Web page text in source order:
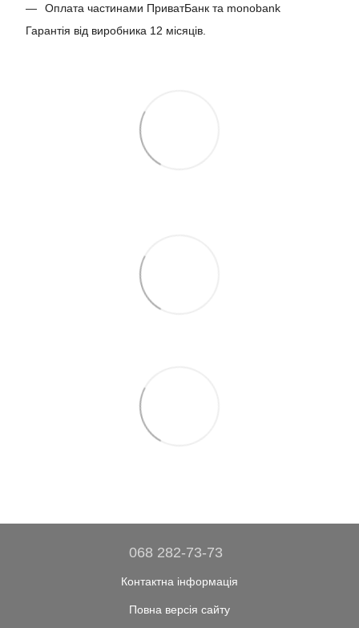
Оплата частинами ПриватБанк та monobank
Гарантія від виробника 12 місяців.
068 282-73-73
Контактна інформація
Повна версія сайту